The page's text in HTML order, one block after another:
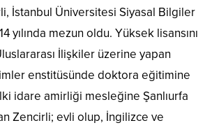
İstanbul Üniversitesi Siyasal Bilgiler
yılında mezun oldu. Yüksek lisansını
İlişkiler üzerine yapan
enstitüsünde doktora eğitimine
idare amirliği mesleğine Şanlıurfa
Zencirli; evli olup, İngilizce ve